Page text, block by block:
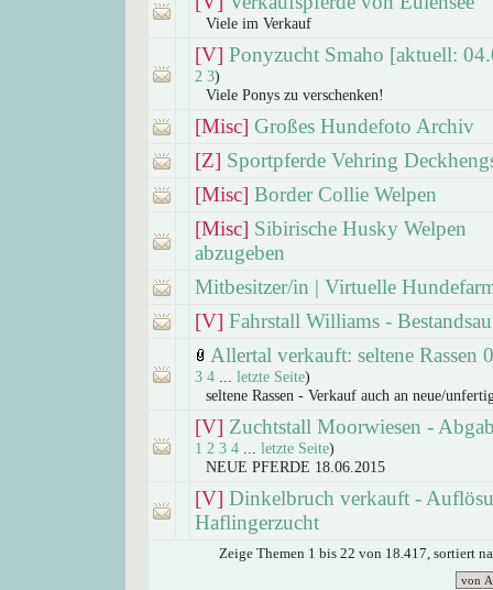
Viele im Verkauf
[V] Ponyzucht Smaho [aktuell:
2 3)
Viele Ponys zu verschenken!
[Misc] Großes Hundefoto Archiv
[Z] Sportpferde Vehring
[Misc] Border Collie Welpen
[Misc] Sibirische Husky Welpen
abzugeben
Mitbesitzer/in | Virtuelle
[V] Fahrstall Williams -
Allertal verkauft: seltene Rassen
3 4 letzte Seite)
seltene Rassen - Verkauf auch an neue/
[V] Zuchtstall Moorwiesen -
1 2 3 4 letzte Seite)
NEUE PFERDE 18.06.2015
[V] Dinkelbruch verkauft -
Haflingerzucht
Zeige Themen 1 bis 22 von 18.417, sortiert